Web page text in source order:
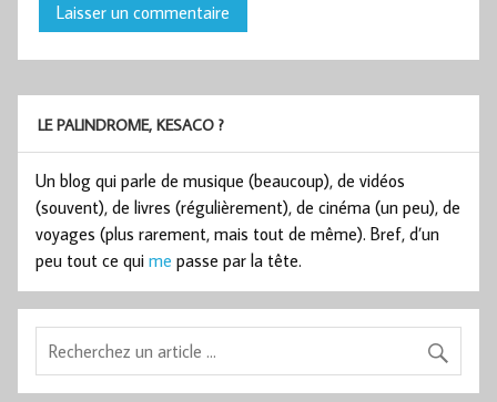
LE PALINDROME, KESACO ?
Un blog qui parle de musique (beaucoup), de vidéos
(souvent), de livres (régulièrement), de cinéma (un peu), de
voyages (plus rarement, mais tout de même). Bref, d’un
peu tout ce qui me passe par la tête.